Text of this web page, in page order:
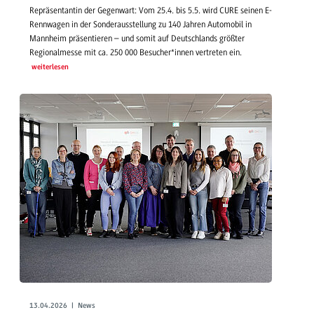
Repräsentantin der Gegenwart: Vom 25.4. bis 5.5. wird CURE seinen E-
Rennwagen in der Sonderausstellung zu 140 Jahren Automobil in
Mannheim präsentieren – und somit auf Deutschlands größter
Regionalmesse mit ca. 250 000 Besucher*innen vertreten ein.
weiterlesen
13.04.2026 | News